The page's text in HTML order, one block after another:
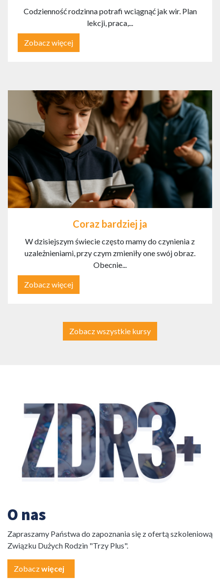
Codzienność rodzinna potrafi wciągnąć jak wir. Plan
lekcji, praca,...
Zobacz więcej
Coraz bardziej ja
W dzisiejszym świecie często mamy do czynienia z
uzależnieniami, przy czym zmieniły one swój obraz.
Obecnie...
Zobacz więcej
Zobacz wszystkie kursy
O nas
Zapraszamy Państwa do zapoznania się z ofertą szkoleniową
Związku Dużych Rodzin "Trzy Plus".
Zobaczwięcej